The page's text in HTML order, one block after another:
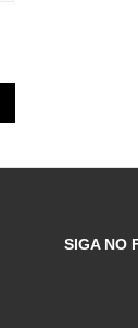
SIGA NO